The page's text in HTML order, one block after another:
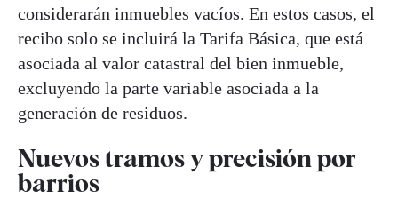
considerarán inmuebles vacíos. En estos casos, el
recibo solo se incluirá la Tarifa Básica, que está
asociada al valor catastral del bien inmueble,
excluyendo la parte variable asociada a la
generación de residuos.
Nuevos tramos y precisión por
barrios